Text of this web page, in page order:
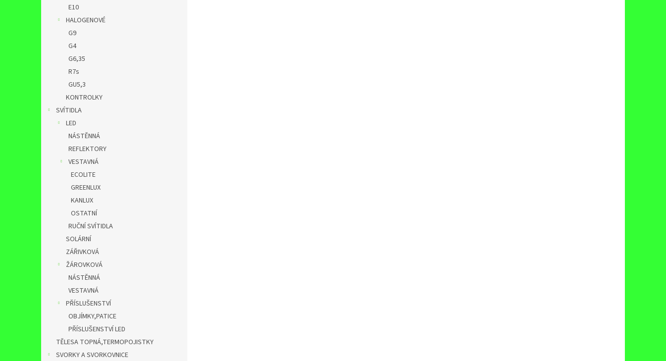
E10
HALOGENOVÉ
G9
G4
G6,35
R7s
GU5,3
KONTROLKY
SVÍTIDLA
LED
NÁSTĚNNÁ
REFLEKTORY
VESTAVNÁ
ECOLITE
GREENLUX
KANLUX
OSTATNÍ
RUČNÍ SVÍTIDLA
SOLÁRNÍ
ZÁŘIVKOVÁ
ŽÁROVKOVÁ
NÁSTĚNNÁ
VESTAVNÁ
PŘÍSLUŠENSTVÍ
OBJÍMKY,PATICE
PŘÍSLUŠENSTVÍ LED
TĚLESA TOPNÁ,TERMOPOJISTKY
SVORKY A SVORKOVNICE